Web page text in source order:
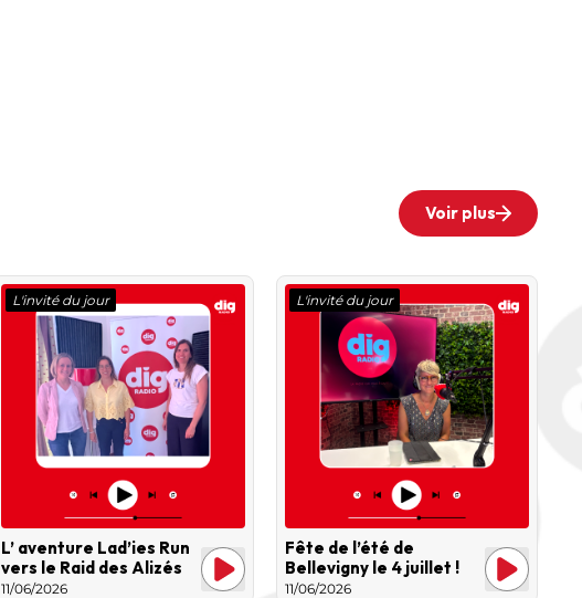
Voir plus
L'invité du jour
L’ aventure Lad’ies Run
vers le Raid des Alizés
11/06/2026
L'invité du jour
Fête de l’été de
Bellevigny le 4 juillet !
11/06/2026